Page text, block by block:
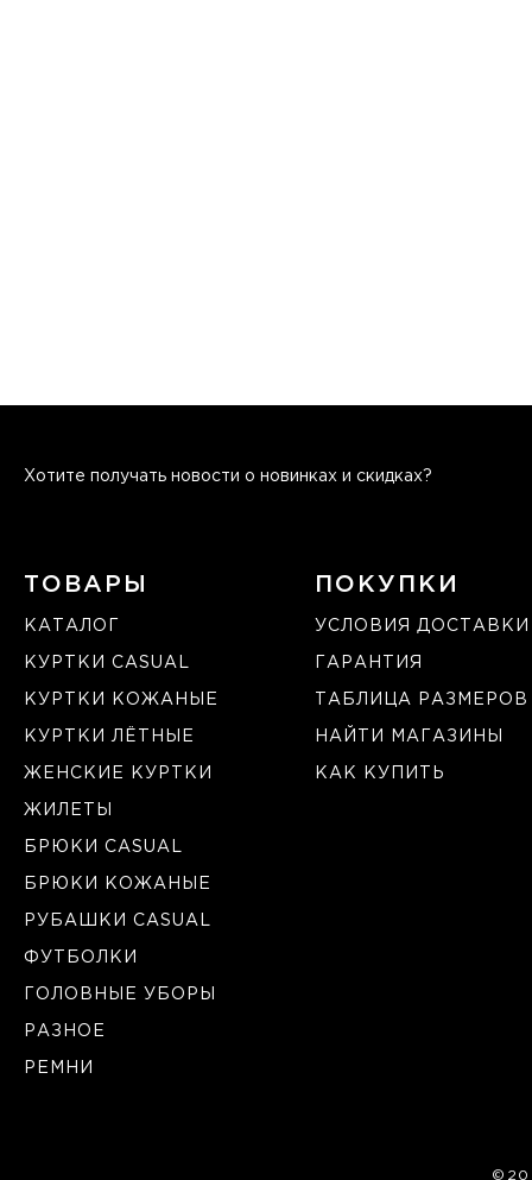
Хотите получать новости о новинках и скидках?
ТОВАРЫ
КАТАЛОГ
КУРТКИ CASUAL
КУРТКИ КОЖАНЫЕ
КУРТКИ ЛЁТНЫЕ
ЖЕНСКИЕ КУРТКИ
ЖИЛЕТЫ
БРЮКИ CASUAL
БРЮКИ КОЖАНЫЕ
РУБАШКИ CASUAL
ФУТБОЛКИ
ГОЛОВНЫЕ УБОРЫ
РАЗНОЕ
РЕМНИ
ПОКУПКИ
УСЛОВИЯ ДОСТАВКИ
ГАРАНТИЯ
ТАБЛИЦА РАЗМЕРОВ
НАЙТИ МАГАЗИНЫ
КАК КУПИТЬ